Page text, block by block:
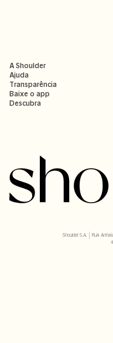
A Shoulder
Ajuda
Transparência
Baixe o app
Descubra
Shoulder S.A. | Rua